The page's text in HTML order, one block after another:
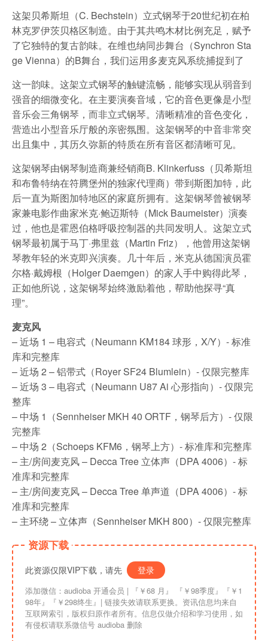
这架贝希斯坦（C. Bechstein）立式钢琴于20世纪初在柏
林克罗伊茨贝格区制造。由于其共鸣木材比例充足，赋予
了它独特的复古韵味。在维也纳同步舞台（Synchron Sta
ge Vienna）的B舞台，我们运用多麦克风系统捕捉到了
这一韵味。这架立式钢琴的触键流畅，能够实现从弱音到
强音的细微变化。在主要演奏音域，它的音色更像是小型
音乐会三角钢琴，而非立式钢琴。清晰精准的音色变化，
营造出小型音乐厅般的亲密氛围。这架钢琴的中音非常突
出且集中，其历久弥新的特质在所有音区都清晰可见。
这架钢琴由钢琴制造商兼经销商B. Klinkerfuss（贝希斯坦
和布鲁特纳在符腾堡州的独家代理商）带到斯图加特，此
后一直为斯图加特地区的家庭所拥有。这架钢琴曾被钢琴
家兼电影作曲家米克·鲍迈斯特（Mick Baumeister）演奏
过，他也是霍恩伯格呼吸控制器的共同发明人。这架立式
钢琴最初属于马丁·弗里兹（Martin Friz），他曾用这架钢
琴教年轻的米克即兴演奏。几十年后，米克从德国演员霍
尔格·戴姆根（Holger Daemgen）的家人手中购得此琴，
正如他所说，这架钢琴始终激励着他，帮助他探寻“真
理”。
麦克风
– 近场 1 – 电容式（Neumann KM184 球形，X/Y）- 标准
库和完整库
– 近场 2 – 铝带式（Royer SF24 Blumlein）- 仅限完整库
– 近场 3 – 电容式（Neumann U87 Ai 心形指向）- 仅限完
整库
– 中场 1（Sennheiser MKH 40 ORTF，钢琴后方）- 仅限
完整库
– 中场 2（Schoeps KFM6，钢琴上方）- 标准库和完整库
– 主/房间麦克风 – Decca Tree 立体声（DPA 4006）- 标
准库和完整库
– 主/房间麦克风 – Decca Tree 单声道（DPA 4006）- 标
准库和完整库
– 主环绕 – 立体声（Sennheiser MKH 800）- 仅限完整库
资源下载
此资源仅限VIP下载，请先 登录
添加微信：audioba 开通会员 | 『￥68 月』 『￥98季度』『￥1
98年』『￥298终生』| 链接失效请联系更换。资讯信息均来自
互联网索引，版权归原作者所有。信息仅做介绍和学习使用，如
有侵权请联系微信号 audioba 删除